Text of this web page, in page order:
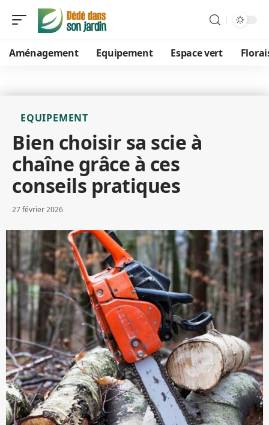
Aménagement Equipement Espace vert
EQUIPEMENT
Bien choisir sa scie à
chaîne grâce à ces
conseils pratiques
27 février 2026